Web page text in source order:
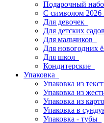
Подарочный
С символом 2026
Для девочек
Для детских
Для мальчиков
Для новогодних
Для школ
Кондитерские
Упаковка
Упаковка из
Упаковка из
Упаковка из
Упаковка в
Упаковка - тубы